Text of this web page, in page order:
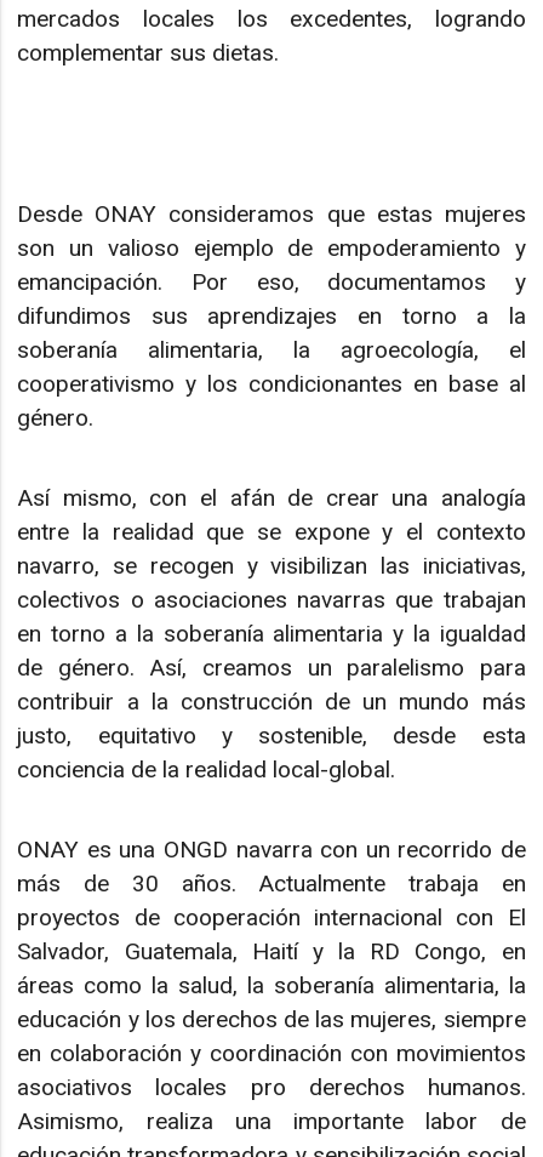
mercados locales los excedentes, logrando
complementar sus dietas.
Desde ONAY consideramos que estas mujeres
son un valioso ejemplo de empoderamiento y
emancipación. Por eso, documentamos y
difundimos sus aprendizajes en torno a la
soberanía alimentaria, la agroecología, el
cooperativismo y los condicionantes en base al
género.
Así mismo, con el afán de crear una analogía
entre la realidad que se expone y el contexto
navarro, se recogen y visibilizan las iniciativas,
colectivos o asociaciones navarras que trabajan
en torno a la soberanía alimentaria y la igualdad
de género. Así, creamos un paralelismo para
contribuir a la construcción de un mundo más
justo, equitativo y sostenible, desde esta
conciencia de la realidad local-global.
ONAY es una ONGD navarra con un recorrido de
más de 30 años. Actualmente trabaja en
proyectos de cooperación internacional con El
Salvador, Guatemala, Haití y la RD Congo, en
áreas como la salud, la soberanía alimentaria, la
educación y los derechos de las mujeres, siempre
en colaboración y coordinación con movimientos
asociativos locales pro derechos humanos.
Asimismo, realiza una importante labor de